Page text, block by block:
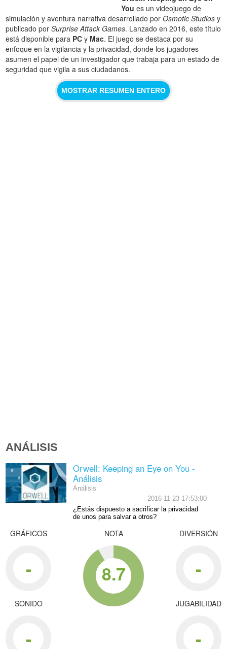
You es un videojuego de
simulación y aventura narrativa desarrollado porOsmotic Studios y
publicado porSurprise Attack Games. Lanzado en 2016, este título
está disponible para PC y Mac. El juego se destaca por su
enfoque en la vigilancia y la privacidad, donde los jugadores
asumen el papel de un investigador que trabaja para un estado de
seguridad que vigila a sus ciudadanos.
MOSTRAR RESUMEN ENTERO
ANÁLISIS
Orwell: Keeping an Eye on You -
Análisis
Análisis
2016-11-23 17:53:00
¿Estás dispuesto a sacrificar la privacidad
de unos para salvar a otros?
GRÁFICOS
-
SONIDO
-
NOTA
8.7
DIVERSIÓN
-
JUGABILIDAD
-